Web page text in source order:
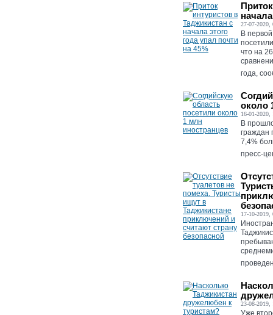
27-07-2020,
В
что на
года,
около
16-01-2020,
В
граждан
7,4%
пресс-
17-10-2019,
23-08-2019,
Уже